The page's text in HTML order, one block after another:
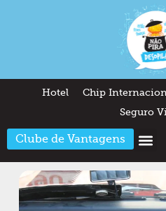
Hotel Chip
Seguro
Clube de Vantagens